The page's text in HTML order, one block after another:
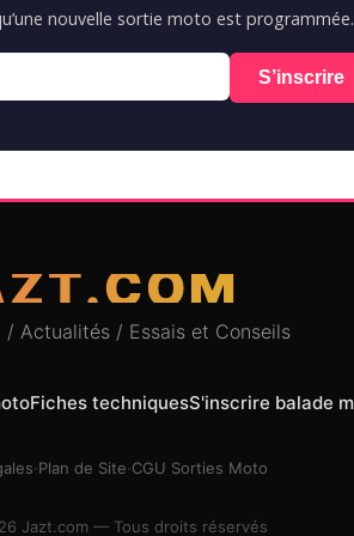
nouvelle sortie moto est programmée.
S’inscrire
/ Actualités / Essais et Conseils
Fiches techniquesS'inscrire balade
·Plan de Site·CGU Sorties Moto
Jazt.com — Tous droits réservés